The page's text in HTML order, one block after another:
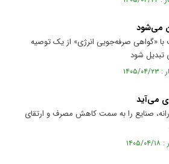
می‌شود
«گواهی صرفه‌جویی انرژی» از یک توصیه
شود
می‌آید
صنایع را به سمت کاهش مصرف و ارتقای